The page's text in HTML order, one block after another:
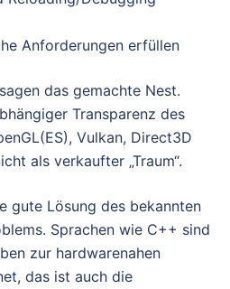
Anforderungen erfüllen
das gemachte Nest.
Transparenz des
Vulkan, Direct3D
als verkaufter „Traum“.
gute Lösung des bekannten
Sprachen wie C++ sind
zur hardwarenahen
das ist auch die